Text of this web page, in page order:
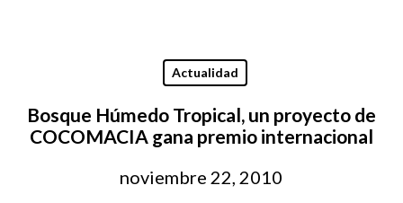
Actualidad
Bosque Húmedo Tropical, un proyecto de
COCOMACIA gana premio internacional
noviembre 22, 2010